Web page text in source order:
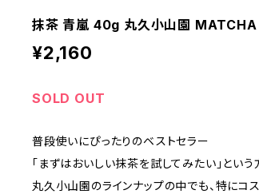
抹茶 青嵐 40g 丸久小山園
¥2,160
SOLD OUT
普段使いにぴったりのベストセラー
「まずはおいしい抹茶を試してみたい」という
丸久小山園のラインナップの中でも、特にコ